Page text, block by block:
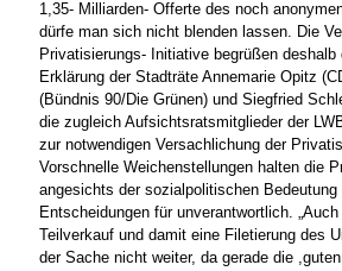
1,35- Milliarden- Offerte des noch
dürfe man sich nicht blenden lassen. Die
Privatisierungs- Initiative begrüßen deshalb
Erklärung der Stadträte Annemarie Opitz
(Bündnis 90/Die Grünen) und Siegfried
die zugleich Aufsichtsratsmitglieder der
zur notwendigen Versachlichung der
Vorschnelle Weichenstellungen halten die
angesichts der sozialpolitischen Bedeutung
Entscheidungen für unverantwortlich.
Teilverkauf und damit eine Filetierung des
der Sache nicht weiter, da gerade die ,guten